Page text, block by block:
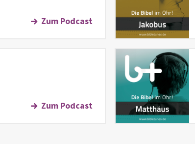
Zum Podcast
Zum Podcast